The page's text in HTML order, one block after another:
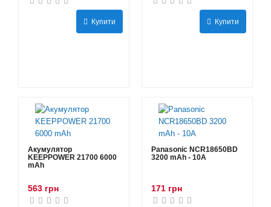
Купити Купити
Акумулятор
KEEPPOWER 21700 6000
mAh
563 грн
Panasonic NCR18650BD
3200 mAh - 10А
171 грн